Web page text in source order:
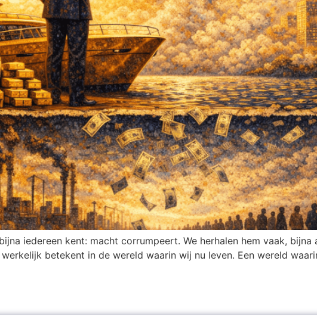
iedereen kent: macht corrumpeert. We herhalen hem vaak,
betekent in de wereld waarin wij nu leven. Een wereld